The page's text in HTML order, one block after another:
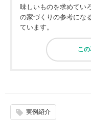
味しいものを求めてい
の家づくりの参考にな
ています。
こ
実例紹介